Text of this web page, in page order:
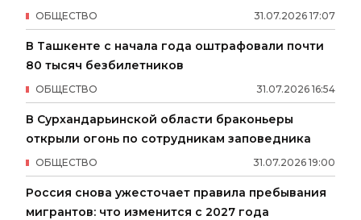
31.07.2026 17:07
ОБЩЕСТВО
В Ташкенте с начала года оштрафовали почти
80 тысяч безбилетников
31.07.2026 16:54
ОБЩЕСТВО
В Сурхандарьинской области браконьеры
открыли огонь по сотрудникам заповедника
31.07.2026 19:00
ОБЩЕСТВО
Россия снова ужесточает правила пребывания
мигрантов: что изменится с 2027 года